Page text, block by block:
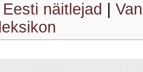
Eesti näitlejad